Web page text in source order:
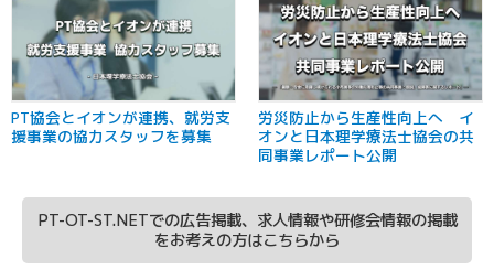
PT協会とイオンが連携、就労支
援事業の協力スタッフを募集
労災防止から生産性向上へ イ
オンと日本理学療法士協会の共
同事業レポート公開
PT-OT-ST.NETでの広告掲載、求人情報や研修会情報の掲載
をお考えの方はこちらから